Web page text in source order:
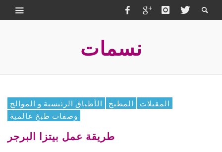
نسمات
الأطباق الرئيسية و الموالح المطبخ
المقبلات
وصفات طبخ عالمية
طريقة عمل بيتزا البرجر